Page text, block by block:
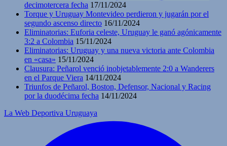
decimotercera fecha 17/11/2024
Torque y Uruguay Montevideo perdieron y jugarán por el
segundo ascenso directo 16/11/2024
Eliminatorias: Euforia celeste, Uruguay le ganó agónicamente
3:2 a Colombia 15/11/2024
Eliminatorias: Uruguay y una nueva victoria ante Colombia
en «casa» 15/11/2024
Clausura: Peñarol venció inobjetablemente 2:0 a Wanderers
en el Parque Viera 14/11/2024
Triunfos de Peñarol, Boston, Defensor, Nacional y Racing
por la duodécima fecha 14/11/2024
La Web Deportiva Uruguaya